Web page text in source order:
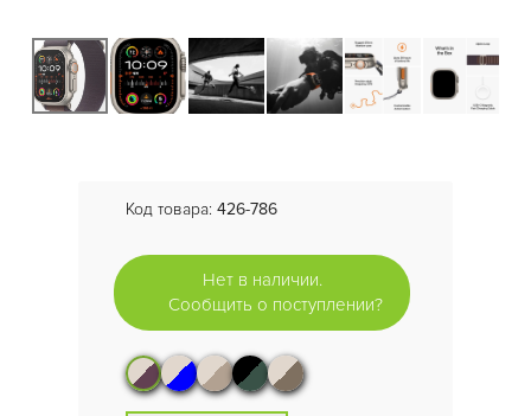
Код товара: 426-786
Нет в наличии.
Сообщить о поступлении?